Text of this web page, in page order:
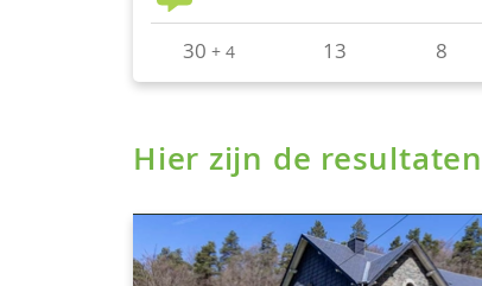
Hier zijn de